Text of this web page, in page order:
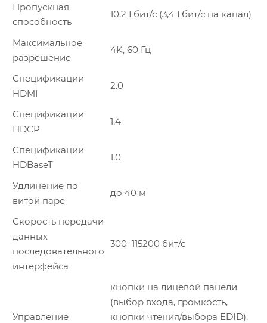
Пропускная
способность
10,2 Гбит/с (3,4 Гбит/с на канал)
Максимальное
разрешение
4K, 60 Гц
Спецификации
HDMI
2.0
Спецификации
HDCP
1.4
Спецификации
HDBaseT
1.0
Удлинение по
витой паре
до 40 м
Скорость передачи
данных
последовательного
интерфейса
300–115200 бит/с
Управление
кнопки на лицевой панели
(выбор входа, громкость,
кнопки чтения/выбора EDID),